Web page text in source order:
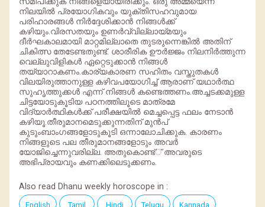
നിലയില്‍ പ്രയോഗികവും യുക്തിസഹവുമായ
പരിഹാരങ്ങള്‍ നിര്‍ദ്ദേശിക്കാന്‍ നിങ്ങള്‍ക്ക്
കഴിയും.വിരസതയും ഉണര്‍വ്വില്ലായ്മയും
ദീര്‍ഘകാലമായി മാറ്റമില്ലാതെ തുടരുന്നെങ്കില്‍ അതിന്
ചികിത്സ തേടേണ്ടതുണ്ട്. ശാരീരിക ഊര്‍ജ്ജം നിലനിര്‍ത്തുന്ന
വെല്ലുവിളികള്‍ ഏറ്റെടുക്കാന്‍ നിങ്ങള്‍
തയ്യാറാകണം.കാര്യകാരണ സഹിതം വസ്തുതകള്‍
വിലയിരുത്താനുള്ള കഴിവപയോഗിച്ച് ആരാണ് യഥാര്‍ത്ഥ
സുഹൃത്തുക്കള്‍ എന്ന് നിങ്ങള്‍ കണ്ടെത്തണം.അച്ചടക്കമുള്ള
ചിട്ടയോടുകൂടിയ പഠനത്തിലൂടെ മാത്രമേ
വിദ്യാര്‍ത്ഥികള്‍ക്ക് പരീക്ഷയില്‍ മെച്ചപ്പെട്ട ഫലം നേടാന്‍
കഴിയൂ.തീരുമാനമെടുക്കുന്നതിന് മുന്‍പ്
കുടുംബാംഗങ്ങളോടുകൂടി ഒന്നാലോചിക്കുക. കാരണം
നിങ്ങളുടെ പല തീരുമാനങ്ങളോടും അവര്‍
യോജിച്ചെന്നുവരില്ല. അതുകൊണ്ട്് അവരുടെ
അഭിപ്രായവും കണക്കിലെടുക്കണം.
Also read Dhanu weekly horoscope in :
English Tamil Hindi Telugu Kannada